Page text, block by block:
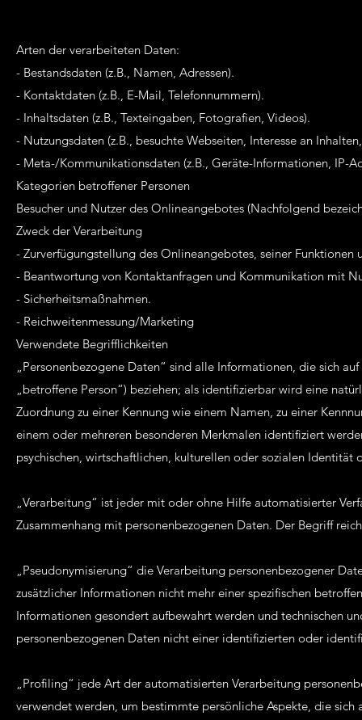
Arten der verarbeiteten Daten:
- Bestandsdaten (z.B., Namen, Adressen).
- Kontaktdaten (z.B., E-Mail, Telefonnummern).
- Inhaltsdaten (z.B., Texteingaben, Fotografien, Videos).
- Nutzungsdaten (z.B., besuchte Webseiten, Interesse an
- Meta-/Kommunikationsdaten (z.B., Geräte-Informationen, IP-
Kategorien betroffener Personen
Besucher und Nutzer des Onlineangebotes (Nachfolgend
Zweck der Verarbeitung
- Zurverfügungstellung des Onlineangebotes, seiner Funktionen
- Beantwortung von Kontaktanfragen und Kommunikation mit
- Sicherheitsmaßnahmen.
- Reichweitenmessung/Marketing
Verwendete Begrifflichkeiten
„Personenbezogene Daten“ sind alle Informationen, die sich
„betroffene Person“) beziehen; als identifizierbar wird eine
Zuordnung zu einer Kennung wie einem Namen, zu einer
einem oder mehreren besonderen Merkmalen identifiziert
psychischen, wirtschaftlichen, kulturellen oder sozialen Identität
„Verarbeitung“ ist jeder mit oder ohne Hilfe automatisierter
Zusammenhang mit personenbezogenen Daten. Der Begriff
„Pseudonymisierung“ die Verarbeitung personenbezogener
zusätzlicher Informationen nicht mehr einer spezifischen
Informationen gesondert aufbewahrt werden und technischen
personenbezogenen Daten nicht einer identifizierten oder
„Profiling“ jede Art der automatisierten Verarbeitung
verwendet werden, um bestimmte persönliche Aspekte, die